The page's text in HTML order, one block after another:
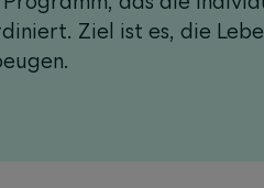
Ziel ist es, die